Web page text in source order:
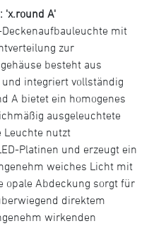
'x.round A'
mit
zur
besteht aus
integriert vollständig
A bietet ein homogenes
ausgeleuchtete
Leuchte nutzt
Platinen und erzeugt ein
weiches Licht mit
opale Abdeckung sorgt für
direktem
wirkenden